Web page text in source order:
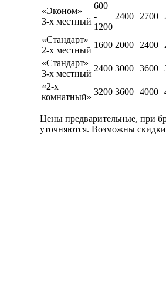
«Эконом»
3-х местный
600
-
1200
2400 2700
«Стандарт»
2-х местный
1600 2000 2400
«Стандарт»
3-х местный
2400 3000 3600
«2-х
комнатный»
3200 3600 4000
Цены предварительные, при
уточняются. Возможны